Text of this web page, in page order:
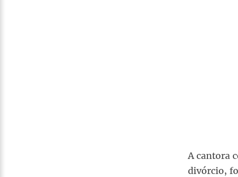
A cantora
divórcio,